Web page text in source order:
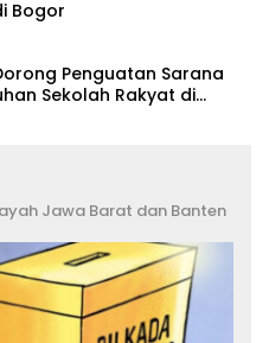
Bogor
Penguatan Sarana
Sekolah Rakyat di
Jawa Barat dan Banten